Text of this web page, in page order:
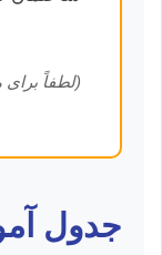
(لطفاً
جدول